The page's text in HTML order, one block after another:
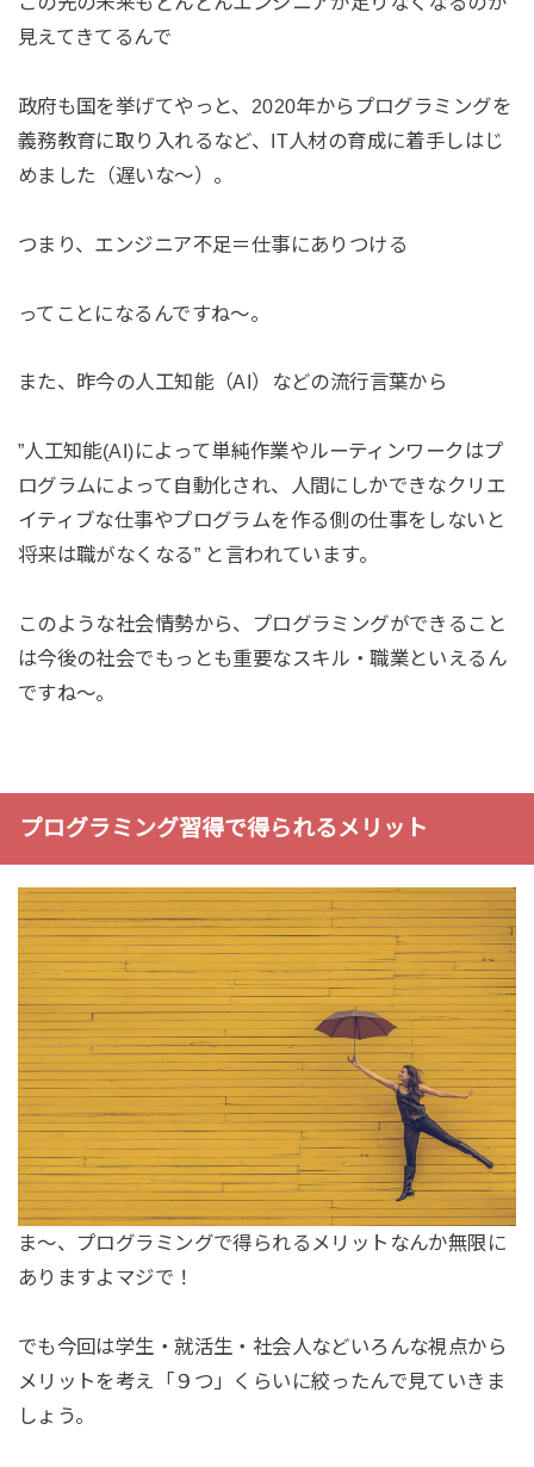
見えてきてるんで
政府も国を挙げてやっと、2020年からプログラミングを
義務教育に取り入れるなど、IT人材の育成に着手しはじ
めました（遅いな〜）。
つまり、エンジニア不足＝仕事にありつける
ってことになるんですね〜。
また、昨今の人工知能（AI）などの流行言葉から
”人工知能(AI)によって単純作業やルーティンワークはプ
ログラムによって自動化され、人間にしかできなクリエ
イティブな仕事やプログラムを作る側の仕事をしないと
将来は職がなくなる” と言われています。
このような社会情勢から、プログラミングができること
は今後の社会でもっとも重要なスキル・職業といえるん
ですね〜。
プログラミング習得で得られるメリット
ま〜、プログラミングで得られるメリットなんか無限に
ありますよマジで！
でも今回は学生・就活生・社会人などいろんな視点から
メリットを考え「９つ」くらいに絞ったんで見ていきま
しょう。